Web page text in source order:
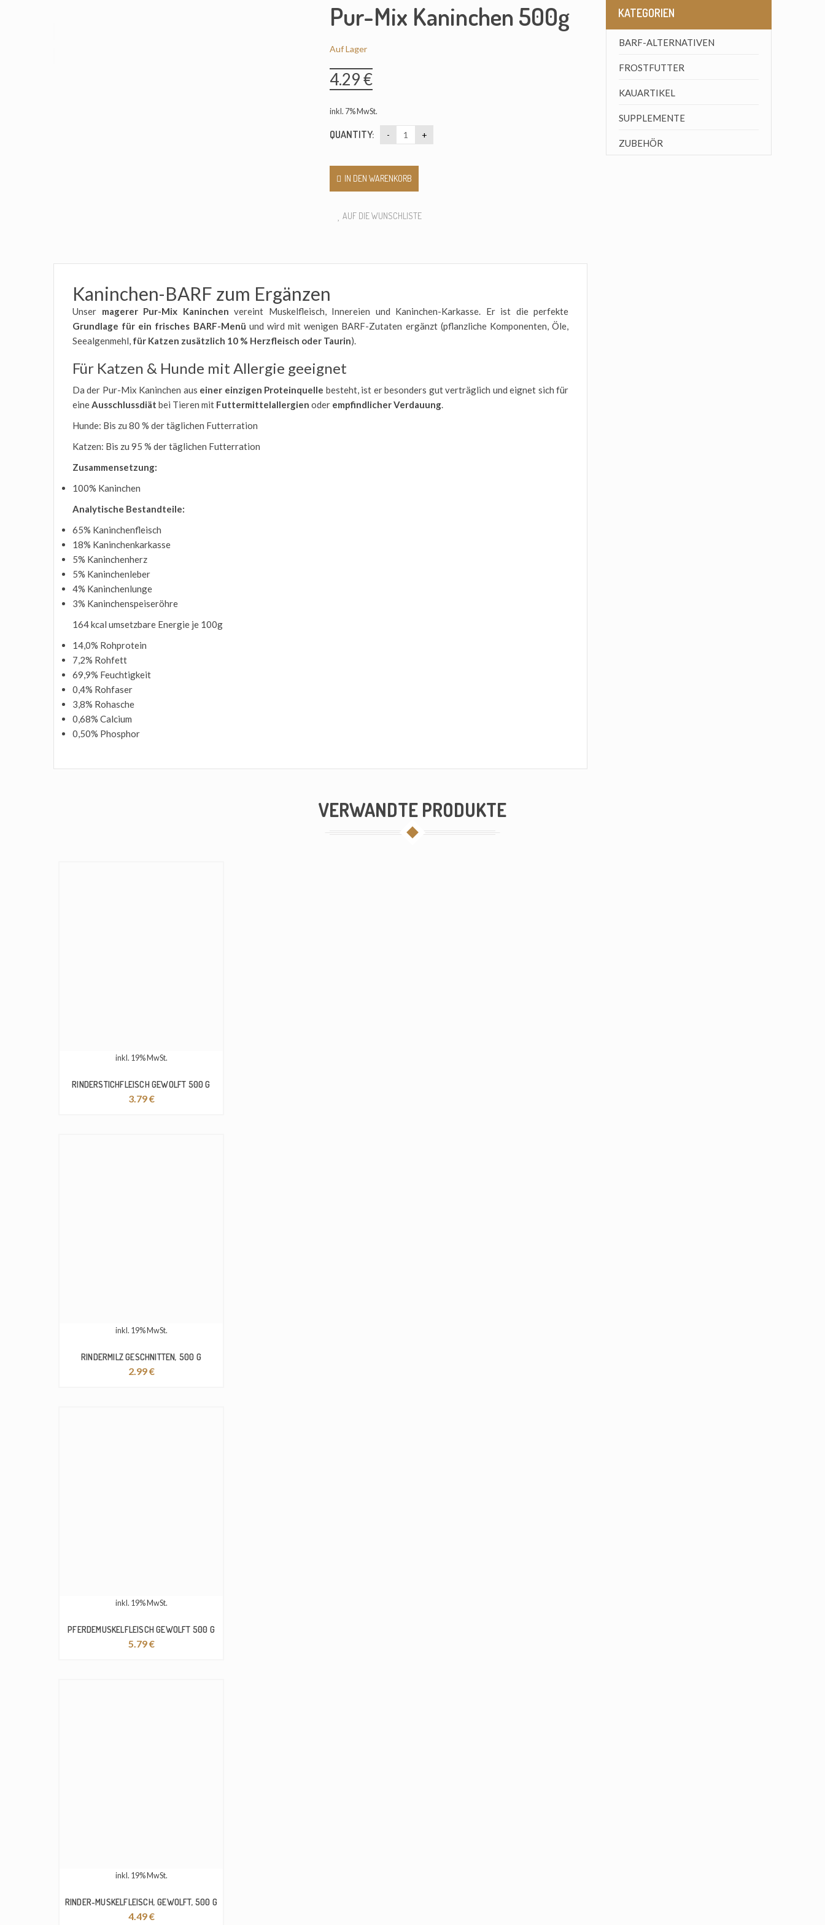
Pur-Mix Kaninchen 500g
Auf Lager
4.29€
inkl. 7% MwSt.
QUANTITY:
IN DEN WARENKORB
AUF DIE WUNSCHLISTE
Kaninchen-BARF zum Ergänzen
Unser magerer Pur-Mix Kaninchen vereint Muskelfleisch, Innereien und Kaninchen-Karkasse. Er ist die perfekte
Grundlage für ein frisches BARF-Menü und wird mit wenigen BARF-Zutaten ergänzt (pflanzliche Komponenten, Öle,
Seealgenmehl, für Katzen zusätzlich 10 % Herzfleisch oder Taurin).
Für Katzen & Hunde mit Allergie geeignet
Da der Pur-Mix Kaninchen aus einer einzigen Proteinquelle besteht, ist er besonders gut verträglich und eignet sich für
eineAusschlussdiät bei Tieren mit Futtermittelallergien oder empfindlicher Verdauung.
Hunde: Bis zu 80 % der täglichen Futterration
Katzen: Bis zu 95 % der täglichen Futterration
Zusammensetzung:
100% Kaninchen
Analytische Bestandteile:
65% Kaninchenfleisch
18% Kaninchenkarkasse
5% Kaninchenherz
5% Kaninchenleber
4% Kaninchenlunge
3% Kaninchenspeiseröhre
164 kcal umsetzbare Energie je 100g
14,0% Rohprotein
7,2% Rohfett
69,9% Feuchtigkeit
0,4% Rohfaser
3,8% Rohasche
0,68% Calcium
0,50% Phosphor
KATEGORIEN
BARF-ALTERNATIVEN
FROSTFUTTER
KAUARTIKEL
SUPPLEMENTE
ZUBEHÖR
VERWANDTE PRODUKTE
inkl. 19% MwSt.
RINDERSTICHFLEISCH GEWOLFT 500 G
3.79€
inkl. 19% MwSt.
RINDERMILZ GESCHNITTEN, 500 G
2.99€
inkl. 19% MwSt.
PFERDEMUSKELFLEISCH GEWOLFT 500 G
5.79€
inkl. 19% MwSt.
RINDER-MUSKELFLEISCH, GEWOLFT, 500 G
4.49€